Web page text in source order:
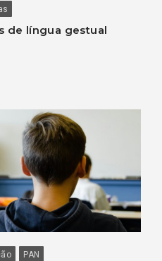
de língua gestual
PAN